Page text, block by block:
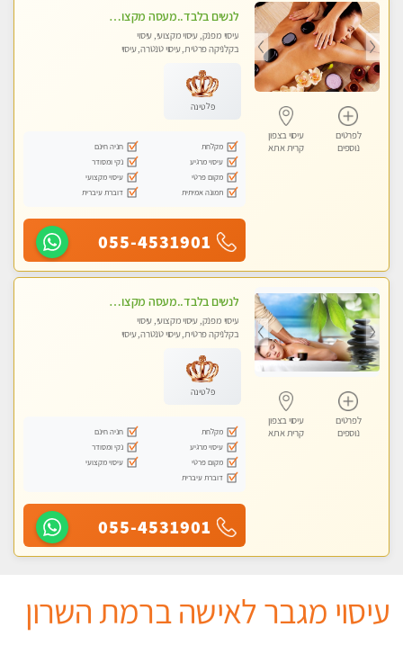
לפרטים
נוספים
עיסוי בצפון
קרית אתא
לנשים בלבד..מעסה מקצועי לנשים בלבד לעיסוי מרגיע ומפנק VIP-מומלץ לחלוטין! פרטי! ​​​​​​
עיסוי מפנק, עיסוי מקצועי, עיסוי
בקלניקה פרטית, עיסוי טנטרה, עיסוי
פלטינה
מקלחת
חניה חינם
עיסוי מרגיע
נקי ומסודר
מקום פרטי
עיסוי מקצועי
תמונה אמיתית
דוברת עיברית
055-4531901
לפרטים
נוספים
עיסוי בצפון
קרית אתא
לנשים בלבד..מעסה מקצועי לנשים בלבד
עיסוי מפנק, עיסוי מקצועי, עיסוי
בקלניקה פרטית, עיסוי טנטרה, עיסוי
פלטינה
מקלחת
חניה חינם
עיסוי מרגיע
נקי ומסודר
מקום פרטי
עיסוי מקצועי
דוברת עיברית
055-4531901
עיסוי מגבר לאישה ברמת השרון